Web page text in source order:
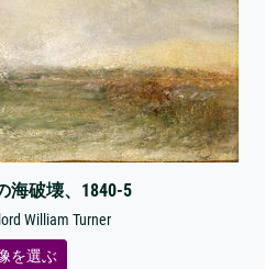
海破壊、1840-5
William Turner
を選ぶ